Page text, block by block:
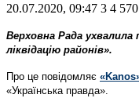
20.07.2020, 09:47 3 4 570
Верховна Рада
ліквідацію районів».
Про це повідомляє
«Українська правда».